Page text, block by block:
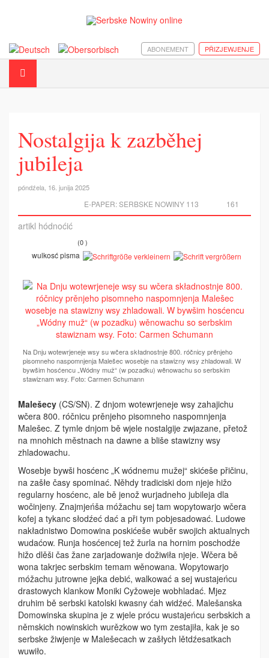
PŘIZJEWJENJE
ABONEMENT
Nostalgija k zazběhej
jubileja
póndźela, 16. junija 2025
161
E-PAPER:SERBSKE NOWINY 113
artikl hódnoćić
(0 )
wulkosć pisma
Na Dnju wotewrjeneje wsy su wčera składnostnje 800. róčnicy prěnjeho
pisomneho naspomnjenja Malešec wosebje na stawizny wsy zhladowali. W
bywšim hosćencu „Wódny muž“ (w pozadku) wěnowachu so serbskim
stawiznam wsy. Foto: Carmen Schumann
Malešecy (CS/SN). Z dnjom wotewrjeneje wsy zahajichu
wčera 800. róčnicu prěnjeho pisomneho naspomnjenja
Malešec. Z tymle dnjom bě wjele nostalgije zwjazane, přetož
na mnohich městnach na dawne a bliše stawizny wsy
zhladowachu.
Wosebje bywši hosćenc „K wódnemu mužej“ skićeše přičinu,
na zašłe časy spominać. Něhdy tradiciski dom njeje ­hižo
regularny hosćenc, ale bě jenož wurjadneho jubileja dla
wočinjeny. Znajmjeńša móžachu sej tam wopytowarjo wčera
kofej a tykanc słodźeć dać a při tym pobjesadować. Ludowe
nakładnistwo Domowina poskićeše wuběr swojich aktualnych
wudaćow. Runja hosćencej tež žurla na hornim poschodźe
hižo dlěši čas žane zarjadowanje dožiwiła ­njeje. Wčera bě
wona takrjec serbskim ­temam wěnowana. Wopytowarjo
móžachu jutrowne jejka debić, walkować a sej wustajeńcu
drastowych klankow Moniki Cyžoweje wobhladać. Mjez
druhim bě serbski katolski kwasny ćah widźeć. Malešanska
Domowinska skupina je z wjele prócu wustajeńcu serbskich a
němskich nowinskich wurězkow wo tym zestajiła, kak je so
serbske žiwjenje w Malešecach w zašłych lětdźesatkach
wuwiło.